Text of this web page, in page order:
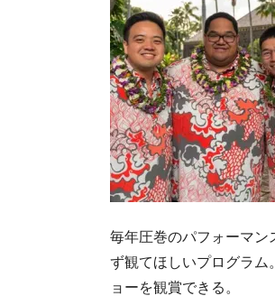
毎年圧巻のパフォーマン
ず観てほしいプログラム
ョーを観賞できる。